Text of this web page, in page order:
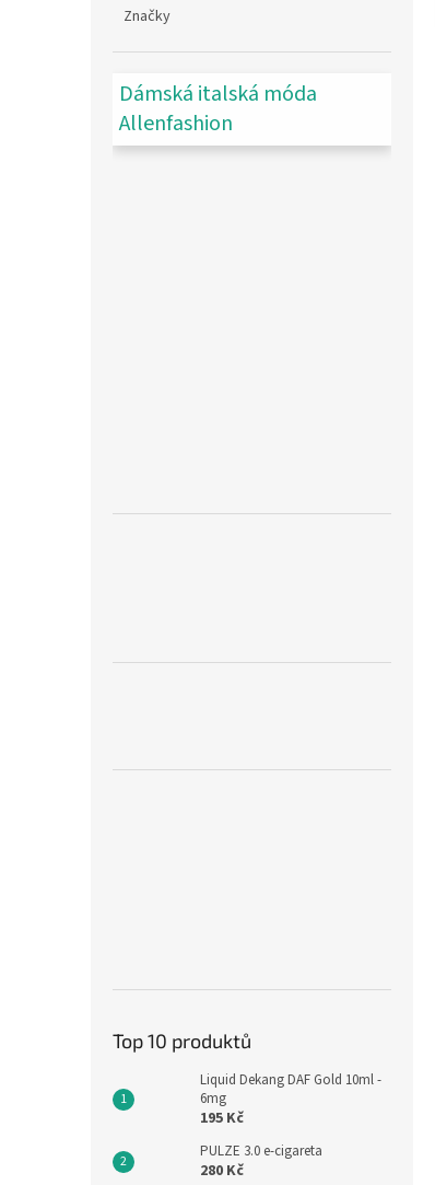
Značky
Dámská italská móda
Allenfashion
Top 10 produktů
Liquid Dekang DAF Gold 10ml -
6mg
195 Kč
PULZE 3.0 e-cigareta
280 Kč